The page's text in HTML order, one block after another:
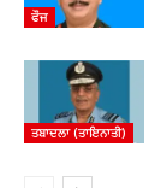
ਫੌਜ
ਤਬਾਦਲਾ (ਤਾਇਨਾਤੀ)